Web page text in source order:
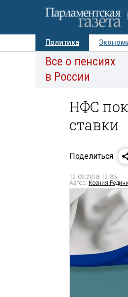
Политика
Авторы Персоны
Все о пенсиях
в России
НФС
ставки
Поделиться
12.09.2018 12:33
Автор: Ксения